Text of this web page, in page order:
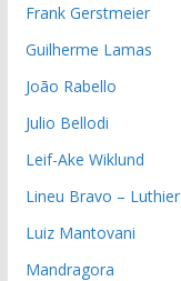
Frank Gerstmeier
Guilherme Lamas
João Rabello
Julio Bellodi
Leif-Ake Wiklund
Lineu Bravo – Luthier
Luiz Mantovani
Mandragora